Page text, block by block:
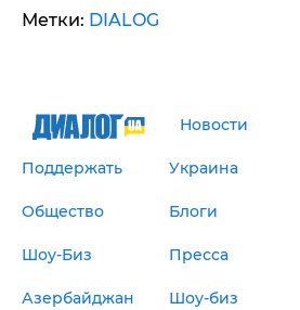
Метки: DIALOG
Новости
Поддержать Украина
Общество Блоги
Шоу-Биз Пресса
Азербайджан Шоу-биз